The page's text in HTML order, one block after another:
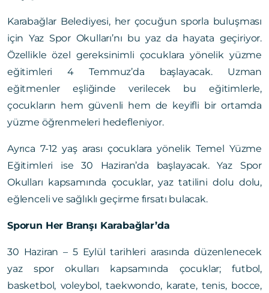
Karabağlar Belediyesi, her çocuğun sporla buluşması
için Yaz Spor Okulları’nı bu yaz da hayata geçiriyor.
Özellikle özel gereksinimli çocuklara yönelik yüzme
eğitimleri 4 Temmuz’da başlayacak. Uzman
eğitmenler eşliğinde verilecek bu eğitimlerle,
çocukların hem güvenli hem de keyifli bir ortamda
yüzme öğrenmeleri hedefleniyor.
Ayrıca 7-12 yaş arası çocuklara yönelik Temel Yüzme
Eğitimleri ise 30 Haziran’da başlayacak. Yaz Spor
Okulları kapsamında çocuklar, yaz tatilini dolu dolu,
eğlenceli ve sağlıklı geçirme fırsatı bulacak.
Sporun Her Branşı Karabağlar’da
30 Haziran – 5 Eylül tarihleri arasında düzenlenecek
yaz spor okulları kapsamında çocuklar; futbol,
basketbol, voleybol, taekwondo, karate, tenis, bocce,